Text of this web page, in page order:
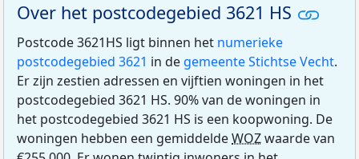
Over het postcodegebied 3621 HS
Postcode 3621HS ligt binnen het numerieke
postcodegebied 3621 in de gemeente Stichtse Vecht.
Er zijn zestien adressen en vijftien woningen in het
postcodegebied 3621 HS. 90% van de woningen in
het postcodegebied 3621 HS is een koopwoning. De
woningen hebben een gemiddeldeWOZwaarde van